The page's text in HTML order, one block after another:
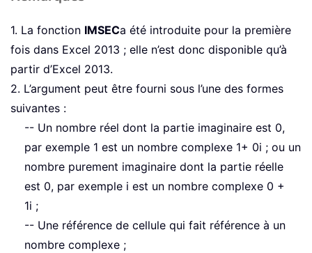
1. La fonction IMSECa été introduite pour la première
fois dans Excel 2013 ; elle n’est donc disponible qu’à
partir d’Excel 2013.
2. L’argument peut être fourni sous l’une des formes
suivantes :
-- Un nombre réel dont la partie imaginaire est 0,
par exemple 1 est un nombre complexe 1+ 0i ; ou un
nombre purement imaginaire dont la partie réelle
est 0, par exemple i est un nombre complexe 0 +
1i ;
-- Une référence de cellule qui fait référence à un
nombre complexe ;